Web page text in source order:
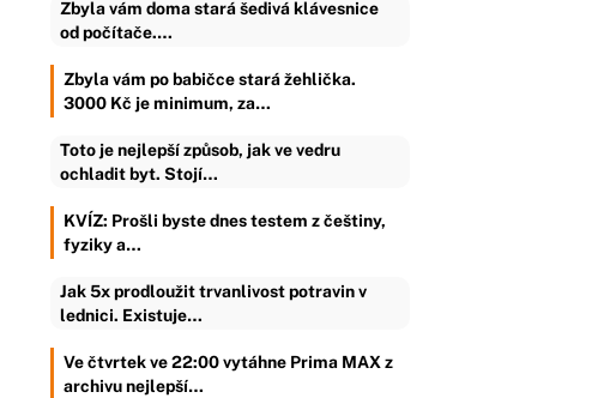
Zbyla vám doma stará šedivá klávesnice
od počítače.…
Zbyla vám po babičce stará žehlička.
3000 Kč je minimum, za…
Toto je nejlepší způsob, jak ve vedru
ochladit byt. Stojí…
KVÍZ: Prošli byste dnes testem z češtiny,
fyziky a…
Jak 5x prodloužit trvanlivost potravin v
lednici. Existuje…
Ve čtvrtek ve 22:00 vytáhne Prima MAX z
archivu nejlepší…